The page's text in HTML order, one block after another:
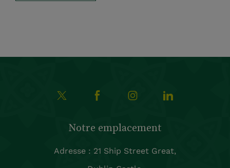
Notre emplacement
Adresse : 21 Ship Street Great,